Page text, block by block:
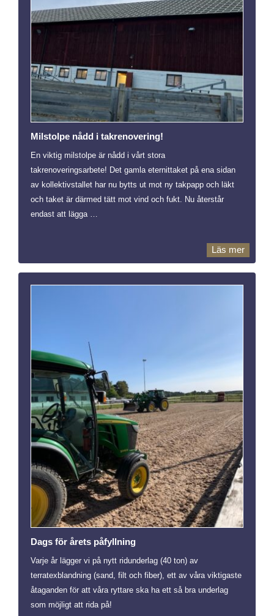
Milstolpe nådd i takrenovering!
En viktig milstolpe är nådd i vårt stora
takrenoveringsarbete! Det gamla eternittaket på ena sidan
av kollektivstallet har nu bytts ut mot ny takpapp och läkt
och taket är därmed tätt mot vind och fukt. Nu återstår
endast att lägga …
Läs mer
Dags för årets påfyllning
Varje år lägger vi på nytt ridunderlag (40 ton) av
terratexblandning (sand, filt och fiber), ett av våra viktigaste
åtaganden för att våra ryttare ska ha ett så bra underlag
som möjligt att rida på!